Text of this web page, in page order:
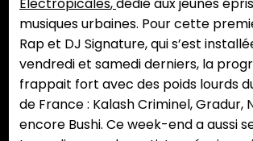
Electropicales,dédié aux jeunes
musiques urbaines. Pour cette
Rap et DJ Signature, qui s’est
vendredi et samedi derniers, la
frappait fort avec des poids lourds
de France : Kalash Criminel, Gradur,
encore Bushi. Ce week-end a aussi